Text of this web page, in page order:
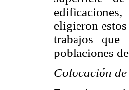
eligieron
trabajos que
poblaciones
Colocación